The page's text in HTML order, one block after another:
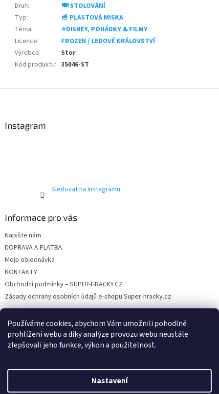
Používáme cookies, abychom Vám umožnili pohodlné
prohlížení webu a díky analýze provozu webu neustále
zlepšovali jeho funkce, výkon a použitelnost.
Nastavení
Druh:
🍽️ STOLOVÁNÍ
Typ:
🥣 PLASTOVÁ MISKA
Téma:
⭐DISNEY, POHÁDKY & FILMY
Licence:
FROZEN / LEDOVÉ KRÁLOVSTVÍ
Výrobce:
Stor
Kód produktu: 35046-ST
Instagram
Sledovat na Instagramu
Informace pro vás
Napište nám
DOPRAVA A PLATBA
Moje objednávka
KONTAKTY
Obchodní podmínky – SUPER-HRACKY.CZ
Zásady ochrany osobních údajů e-shopu Super-hracky.cz
Instagram
Vytvořil Shoptet